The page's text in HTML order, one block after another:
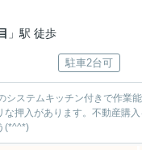
」駅 徒歩
駐車2台可
ステムキッチン付きで作業
押入があります。不動産購
(*^^*)